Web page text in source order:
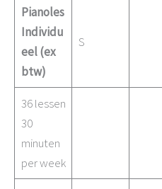
Pianoles
Individu
eel (ex
btw)
S
36 lessen
30
minuten
per week